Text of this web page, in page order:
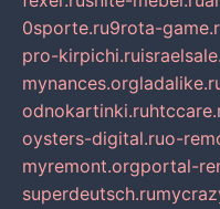
0sporte.ru9rota-
pro-kirpichi.ru
mynances.org
odnokartinki.ru
oysters-digital.ruo-
myremont.orgportal-
superdeutsch.ru